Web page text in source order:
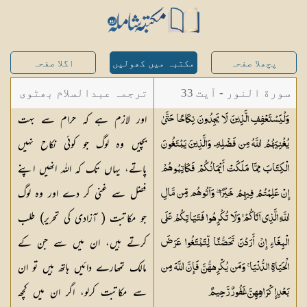
پچھلا صفحہ مکتبہ میں کھولیں اگلا صفحہ
سورة النور - آیت 33
وَلْيَسْتَعْفِفِ الَّذِينَ لَا يَجِدُونَ نِكَاحًا حَتَّىٰ
يُغْنِيَهُمُ اللَّهُ مِن فَضْلِهِ ۗ وَالَّذِينَ يَبْتَغُونَ
الْكِتَابَ مِمَّا مَلَكَتْ أَيْمَانُكُمْ فَكَاتِبُوهُمْ
إِنْ عَلِمْتُمْ فِيهِمْ خَيْرًا ۖ وَآتُوهُم مِّن مَّالِ
اللَّهِ الَّذِي آتَاكُمْ ۚ وَلَا تُكْرِهُوا فَتَيَاتِكُمْ عَلَى
الْبِغَاءِ إِنْ أَرَدْنَ تَحَصُّنًا لِّتَبْتَغُوا عَرَضَ
الْحَيَاةِ الدُّنْيَا ۚ وَمَن يُكْرِههُّنَّ فَإِنَّ اللَّهَ مِن
بَعْدِ إِكْرَاهِهِنَّ غَفُورٌرَّحِيمٌ
ترجمہ عبدالسلام بھٹوی
- عبدالسلام بن محمد
اور لازم ہے کہ حرام سے بہت
بچیں وہ لوگ جو کوئی نکاح نہیں
پاتے، یہاں تک کہ اللہ انھیں اپنے
فضل سے غنی کر دے اور وہ لوگ
جو مکاتبت ( آزادی کی تحریر) طلب
کرتے ہیں، ان میں سے جن کے
مالک تمھارے دائیں ہاتھ ہیں تو ان
سے مکاتبت کرلو، اگر ان میں کچھ